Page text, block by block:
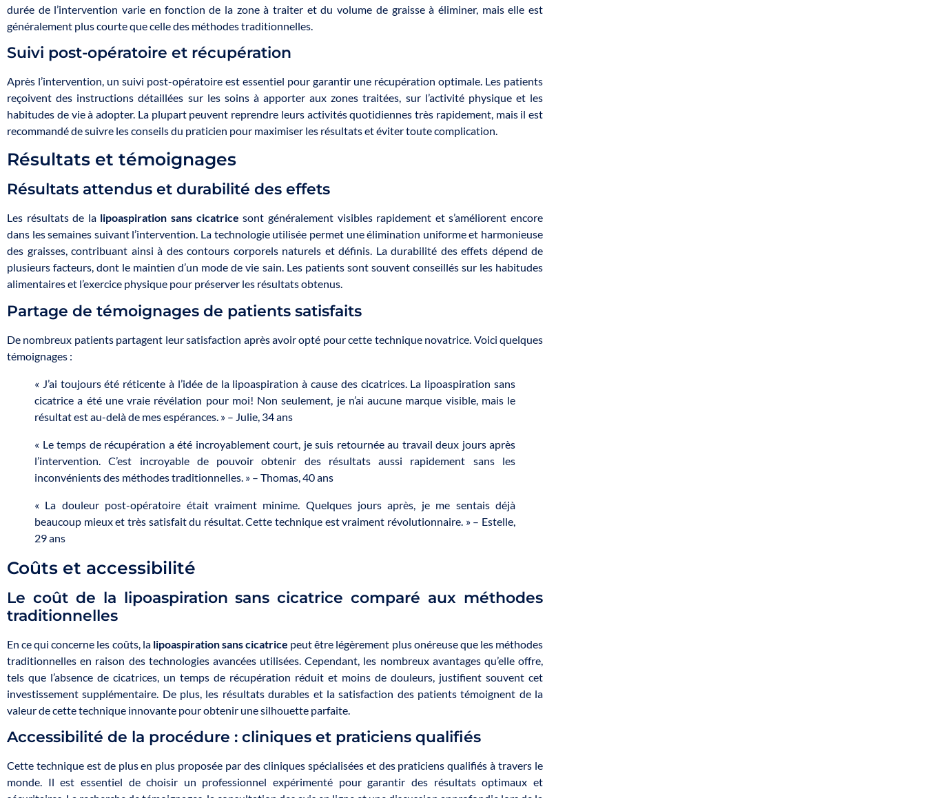
durée de l’intervention varie en fonction de la zone à traiter et du volume de graisse à éliminer, mais elle est
généralement plus courte que celle des méthodes traditionnelles.
Suivi post-opératoire et récupération
Après l’intervention, un suivi post-opératoire est essentiel pour garantir une récupération optimale. Les patients
reçoivent des instructions détaillées sur les soins à apporter aux zones traitées, sur l’activité physique et les
habitudes de vie à adopter. La plupart peuvent reprendre leurs activités quotidiennes très rapidement, mais il est
recommandé de suivre les conseils du praticien pour maximiser les résultats et éviter toute complication.
Résultats et témoignages
Résultats attendus et durabilité des effets
Les résultats de la lipoaspiration sans cicatrice sont généralement visibles rapidement et s’améliorent encore
dans les semaines suivant l’intervention. La technologie utilisée permet une élimination uniforme et harmonieuse
des graisses, contribuant ainsi à des contours corporels naturels et définis. La durabilité des effets dépend de
plusieurs facteurs, dont le maintien d’un mode de vie sain. Les patients sont souvent conseillés sur les habitudes
alimentaires et l’exercice physique pour préserver les résultats obtenus.
Partage de témoignages de patients satisfaits
De nombreux patients partagent leur satisfaction après avoir opté pour cette technique novatrice. Voici quelques
témoignages :
« J’ai toujours été réticente à l’idée de la lipoaspiration à cause des cicatrices. La lipoaspiration sans
cicatrice a été une vraie révélation pour moi! Non seulement, je n’ai aucune marque visible, mais le
résultat est au-delà de mes espérances. » – Julie, 34 ans
« Le temps de récupération a été incroyablement court, je suis retournée au travail deux jours après
l’intervention. C’est incroyable de pouvoir obtenir des résultats aussi rapidement sans les
inconvénients des méthodes traditionnelles. » – Thomas, 40 ans
« La douleur post-opératoire était vraiment minime. Quelques jours après, je me sentais déjà
beaucoup mieux et très satisfait du résultat. Cette technique est vraiment révolutionnaire. » – Estelle,
29 ans
Coûts et accessibilité
Le coût de la lipoaspiration sans cicatrice comparé aux méthodes
traditionnelles
En ce qui concerne les coûts, la lipoaspiration sans cicatrice peut être légèrement plus onéreuse que les méthodes
traditionnelles en raison des technologies avancées utilisées. Cependant, les nombreux avantages qu’elle offre,
tels que l’absence de cicatrices, un temps de récupération réduit et moins de douleurs, justifient souvent cet
investissement supplémentaire. De plus, les résultats durables et la satisfaction des patients témoignent de la
valeur de cette technique innovante pour obtenir une silhouette parfaite.
Accessibilité de la procédure : cliniques et praticiens qualifiés
Cette technique est de plus en plus proposée par des cliniques spécialisées et des praticiens qualifiés à travers le
monde. Il est essentiel de choisir un professionnel expérimenté pour garantir des résultats optimaux et